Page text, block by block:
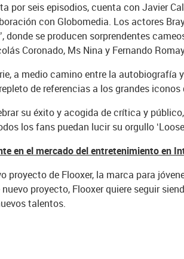
por seis episodios, cuenta con Javier
con Globomedia. Los actores
donde se producen sorprendentes
Coronado, Ms Nina y Fernando
a medio camino entre la
de referencias a los grandes
su éxito y acogida de crítica y
los fans puedan lucir su orgullo
en el mercado del entretenimiento en
proyecto de Flooxer, la marca para
nuevo proyecto, Flooxer quiere seguir
talentos.